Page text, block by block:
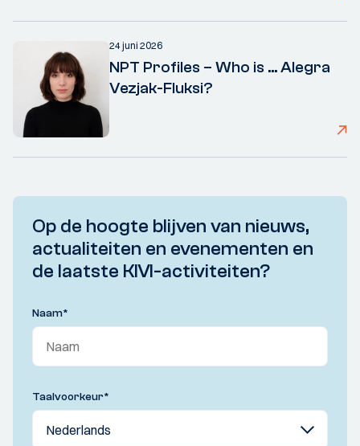
24 juni 2026
NPT Profiles – Who is ... Alegra
Vezjak-Fluksi?
Op de hoogte blijven van nieuws,
actualiteiten en evenementen en
de laatste KIVI-activiteiten?
Naam*
Taalvoorkeur*